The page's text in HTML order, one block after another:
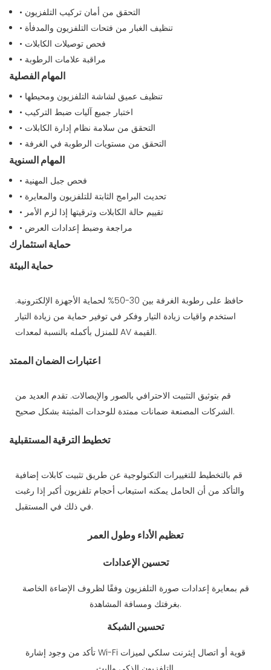
• التحقق من أمان تركيب التلفزيون
• تنظيف الغبار من فتحات التلفزيون والمدفأة
• فحص توصيلات الكابلات
• مراقبة علامات الرطوبة
المهام الفصلية
• تنظيف عميق لشاشة التلفزيون ومحيطها
• اختبار جميع آليات ضبط التركيب
• التحقق من سلامة نظام إدارة الكابلات
• التحقق من مستويات الرطوبة في الغرفة
المهام السنوية
• فحص جبل المهنية
• تحديث البرامج الثابتة للتلفزيون والمعايرة
• تقييم حالة الكابلات وترقيتها إذا لزم الأمر
• مراجعة وضبط إعدادات العرض
حماية استثمارك
حماية البيئة
حافظ على رطوبة الغرفة بين 30-50% لحماية الأجهزة الإلكترونية.
استخدم واقيات زيادة التيار وفكر في توفير حماية من زيادة التيار
للمنزل بأكمله بالنسبة لمعدات AV القيمة.
اعتبارات الضمان الممتد
قم بتوثيق التثبيت الاحترافي بالصور والإيصالات. تقدم العديد من
الشركات المصنعة ضمانات ممتدة للوحدات المثبتة بشكل صحيح.
تخطيط الترقية المستقبلية
قم بالتخطيط للتغييرات التكنولوجية عن طريق تثبيت كابلات إضافية
والتأكد من أن الحامل يمكنه استيعاب أحجام تلفزيون أكبر إذا رغبت
في ذلك في المستقبل.
تعظيم الأداء وطول العمر
تحسين الإعدادات
قم بمعايرة إعدادات صورة التلفزيون وفقًا لظروف الإضاءة الخاصة
بغرفتك ومسافة المشاهدة.
تحسين الشبكة
تأكد من وجود إشارة Wi-Fi قوية أو اتصال إيثرنت سلكي لميزات